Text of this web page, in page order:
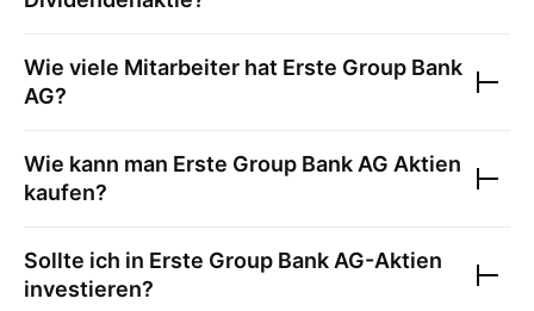
Wie viele Mitarbeiter hat Erste Group Bank
AG?
Wie kann man Erste Group Bank AG Aktien
kaufen?
Sollte ich in Erste Group Bank AG-Aktien
investieren?